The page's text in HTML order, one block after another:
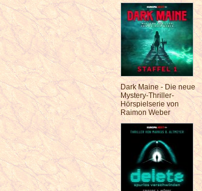
Dark Maine - Die neue
Mystery-Thriller-
Hörspielserie von
Raimon Weber